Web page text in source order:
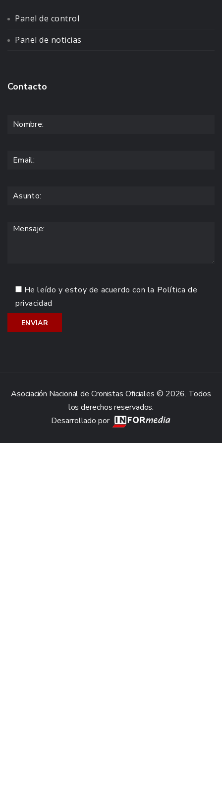
Panel de control
Panel de noticias
Contacto
He leído y estoy de acuerdo con la Política de
privacidad
Asociación Nacional de Cronistas Oficiales © 2026. Todos
los derechos reservados.
Desarrollado por